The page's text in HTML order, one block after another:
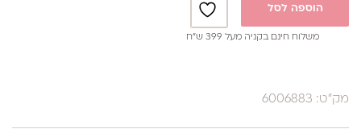
הוספה לסל
משלוח חינם בקניה מעל 399 ש”ח
מק"ט: 6006883